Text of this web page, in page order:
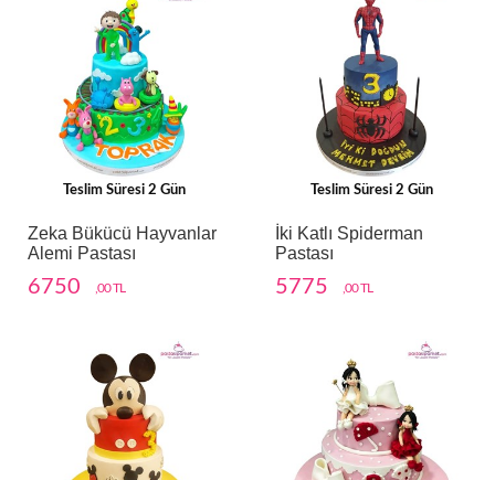
Teslim Süresi 2 Gün
Zeka Bükücü Hayvanlar
Alemi Pastası
6750 ,00 TL
Teslim Süresi 2 Gün
İki Katlı Spiderman
Pastası
5775 ,00 TL